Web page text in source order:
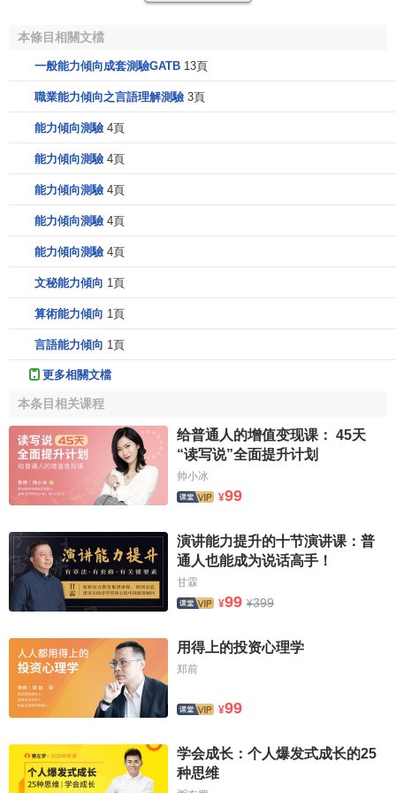
能力。如拿著、放置、調換、翻轉物體時手的精巧運動和腕
以上9種能力中的每一種能力，都要通過一種測驗獲得。
這種能力傾向測驗
必要的能力中，提煉出各種職業對個人所要求的最有特征的
力因素的原始分數轉換為標準分數後便可繪製個人能力傾向
剖析圖，並與職業能力傾向類型相對照，被試者就可以從測
GATB的職業能力傾向類型分類
2.G--V-Q 特別需要言語能力的事務職業
3.G--N-Q 自然科學系統的專門職業
4.G--N-Q 需要數的能力的一般事務職業
5.G--Q-K 機械事務的職業
6.G--Q-M 機械裝置的操縱、運轉及警備、保全職業
7.G--Q 需要一般性判斷的註意力的職業
8.G--S-P 美術作業的職業
9.N--S-M 設計、製圖作業及電氣職業
10.Q-P-F製版 、描圖的職業
12.S-P-F 造型、手指作業的職業
本條目相關文檔
一般能力傾向成套測驗GATB 13頁
職業能力傾向之言語理解測驗 3頁
能力傾向測驗 4頁
能力傾向測驗 4頁
能力傾向測驗 4頁
能力傾向測驗 4頁
能力傾向測驗 4頁
文秘能力傾向 1頁
算術能力傾向 1頁
言語能力傾向 1頁
更多相關文檔
本条目相关课程
给普通人的增值变现课： 45天
“读写说”全面提升计划
帅小冰
¥99
演讲能力提升的十节演讲课：普
通人也能成为说话高手！
甘霖
¥99 ¥399
用得上的投资心理学
郑前
¥99
学会成长：个人爆发式成长的25
种思维